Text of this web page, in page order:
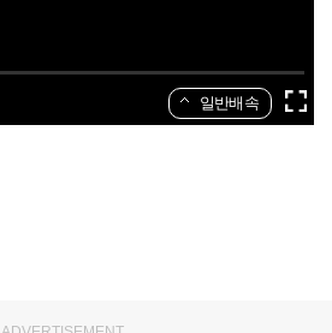
일반배속